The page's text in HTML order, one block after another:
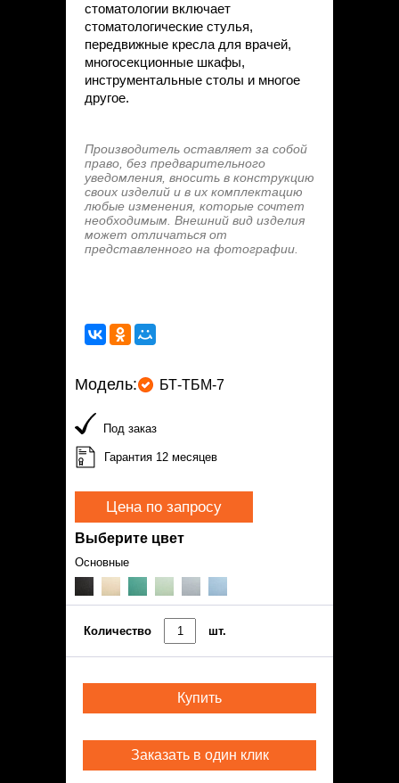
стоматологии включает
стоматологические стулья,
передвижные кресла для врачей,
многосекционные шкафы,
инструментальные столы и многое
другое.
Производитель оставляет за собой
право, без предварительного
уведомления, вносить в конструкцию
своих изделий и в их комплектацию
любые изменения, которые сочтет
необходимым. Внешний вид изделия
может отличаться от
представленного на фотографии.
Модель: БТ-ТБМ-7
Под заказ
Гарантия 12 месяцев
Цена по запросу
Выберите цвет
Основные
Количество шт.
Купить
Заказать в один клик